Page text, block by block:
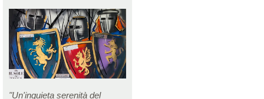
"Un'inquieta serenità del